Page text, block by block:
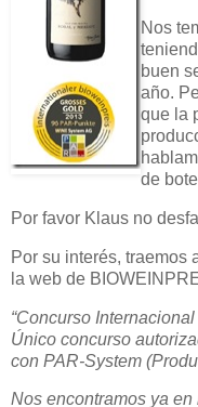
Nos
buen
año.
que la
de
Por favor Klaus no
Por su interés, traemos
la web de
“Concurso
Único concurso
con PAR-System
Nos encontramos ya